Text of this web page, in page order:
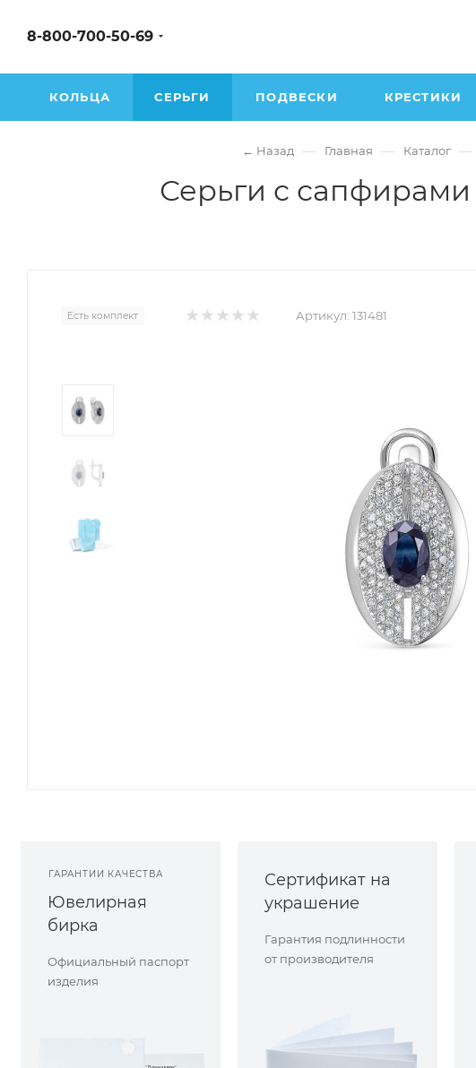
8-800-700-50-69
КОЛЬЦА СЕРЬГИ ПОДВЕСКИ КРЕСТИКИ
← Назад — Главная — Каталог —
Серьги с сапфирами
Есть комплект Артикул: 131481
ГАРАНТИИ КАЧЕСТВА
Ювелирная
бирка
Официальный паспорт
изделия
Сертификат на
украшение
Гарантия подлинности
от производителя